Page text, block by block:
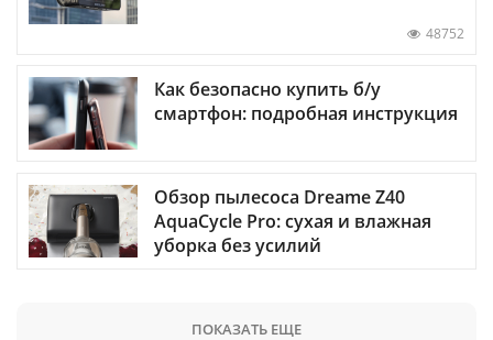
48752
Как безопасно купить б/у
смартфон: подробная инструкция
Обзор пылесоса Dreame Z40
AquaCycle Pro: сухая и влажная
уборка без усилий
ПОКАЗАТЬ ЕЩЕ